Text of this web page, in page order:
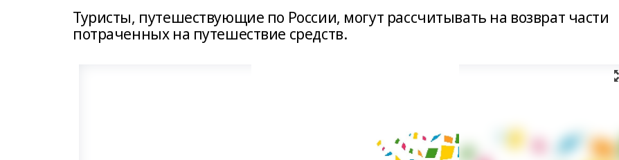
Туристы, путешествующие по России, могут рассчитывать на возврат части
потраченных на путешествие средств.